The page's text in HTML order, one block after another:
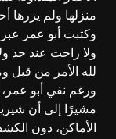
منزلها ولم يزرها
وكتبت أبو عمر
ولا راحت عند حد
لله الأمر من قبل
ورغم نفي أبو عمر،
مشيرًا إلى أن
الأماكن، دون